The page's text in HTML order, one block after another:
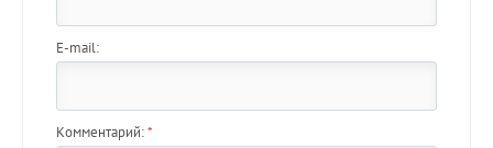
E-mail:
Комментарий:*